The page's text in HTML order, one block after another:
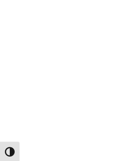
Attiva/disattiva alto contrasto